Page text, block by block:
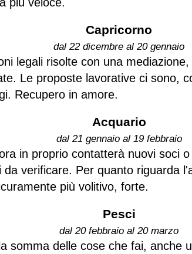
Capricorno
dal 22 dicembre al 20 gennaio
legali risolte con una
Le proposte lavorative ci sono,
Recupero in amore.
Acquario
dal 21 gennaio al 19 febbraio
in proprio contatterà nuovi soci
da verificare. Per quanto riguarda
più volitivo, forte.
Pesci
dal 20 febbraio al 20 marzo
somma delle cose che fai, anche